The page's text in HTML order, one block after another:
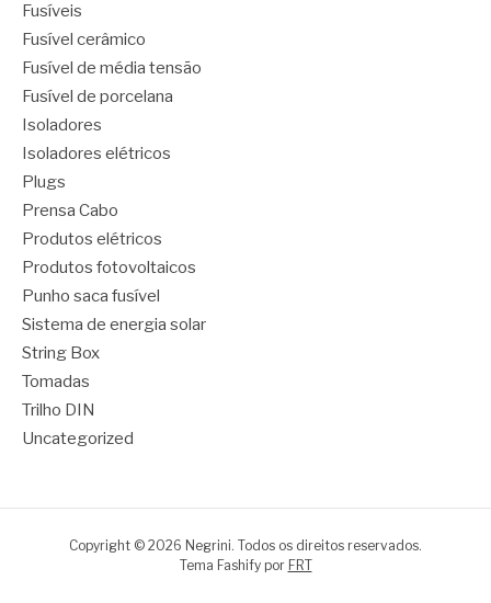
Fusíveis
Fusível cerâmico
Fusível de média tensão
Fusível de porcelana
Isoladores
Isoladores elétricos
Plugs
Prensa Cabo
Produtos elétricos
Produtos fotovoltaicos
Punho saca fusível
Sistema de energia solar
String Box
Tomadas
Trilho DIN
Uncategorized
Copyright © 2026 Negrini. Todos os direitos reservados.
Tema Fashify por FRT